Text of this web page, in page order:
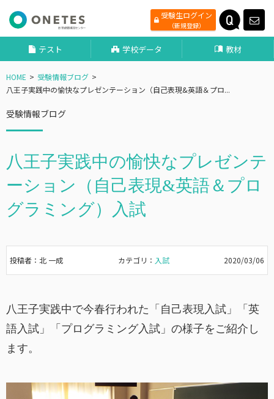
受験生ログイン
（新規登録）
テスト 学校データ 教材
HOME
受験情報ブログ
八王子実践中の愉快なプレゼンテーション（自己表現&英語＆プロ...
受験情報ブログ
八王子実践中の愉快なプレゼンテ
ーション（自己表現&英語＆プロ
グラミング）入試
投稿者：北 一成 カテゴリ： 入試 2020/03/06
八王子実践中で今春行われた「自己表現入試」「英
語入試」「プログラミング入試」の様子をご紹介し
ます。